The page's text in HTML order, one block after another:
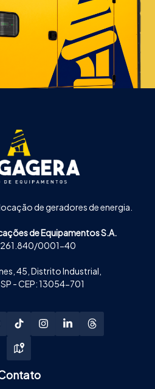
de geradores de energia.
de Equipamentos S.A.
0001-40
45, Distrito Industrial,
- CEP: 13054-701